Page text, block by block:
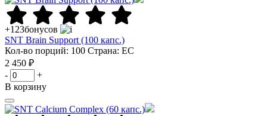
+123бонусов
SNT Brain Support (100 капс.)
Кол-во порций: 100 Страна: ЕС
2 450 ₽
-
+
В корзину